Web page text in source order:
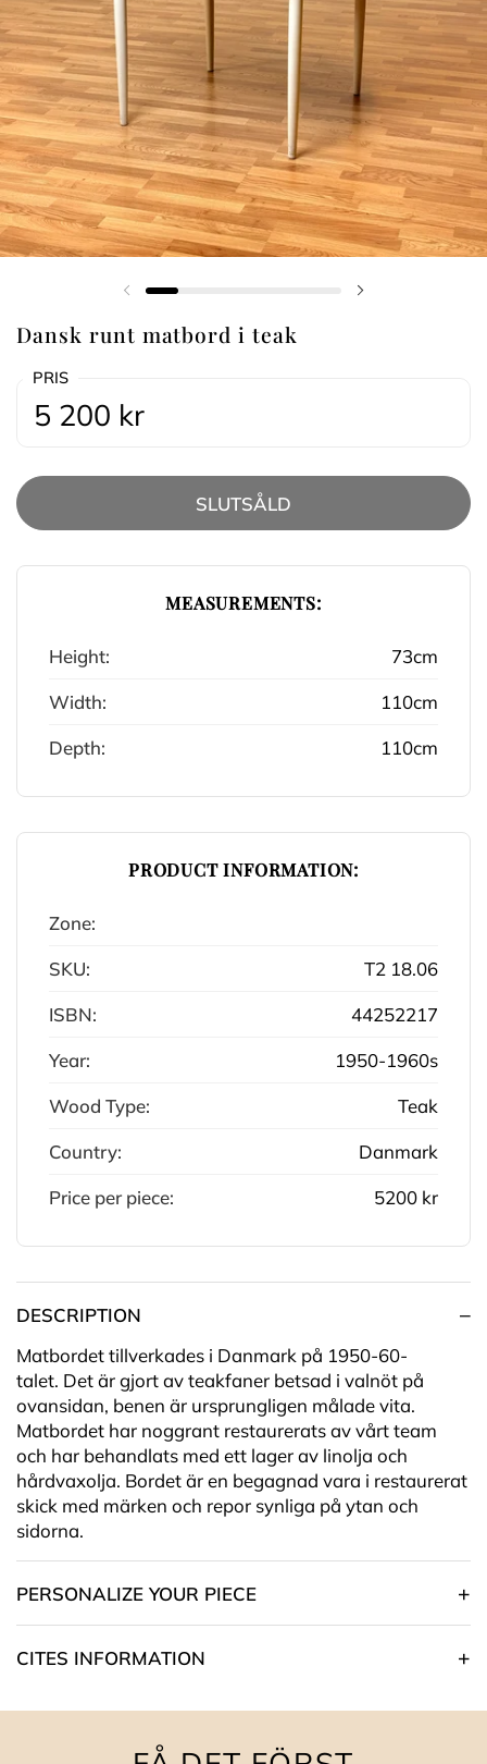
Föregående bild
Dansk runt matbord i teak
PRIS
5 200 kr
SLUTSÅLD
MEASUREMENTS:
Height:
73cm
Width:
110cm
Depth:
110cm
PRODUCT INFORMATION:
Zone:
SKU:
T2 18.06
ISBN:
44252217
Year:
1950-1960s
Wood Type:
Teak
Country:
Danmark
Price per piece:
5200 kr
DESCRIPTION
Matbordet tillverkades i Danmark på 1950-60-
talet. Det är gjort av teakfaner betsad i valnöt på
ovansidan, benen är ursprungligen målade vita.
Matbordet har noggrant restaurerats av vårt team
och har behandlats med ett lager av linolja och
hårdvaxolja. Bordet är en begagnad vara i restaurerat
skick med märken och repor synliga på ytan och
sidorna.
PERSONALIZE YOUR PIECE
CITES INFORMATION